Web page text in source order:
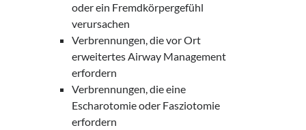
oder ein Fremdkörpergefühl
verursachen
Verbrennungen, die vor Ort
erweitertes Airway Management
erfordern
Verbrennungen, die eine
Escharotomie oder Fasziotomie
erfordern